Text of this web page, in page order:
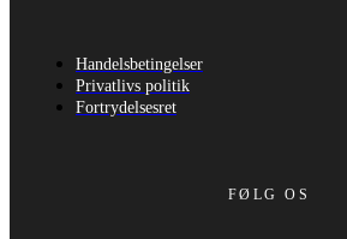
Handelsbetingelser
Privatlivs politik
Fortrydelsesret
FØLG OS